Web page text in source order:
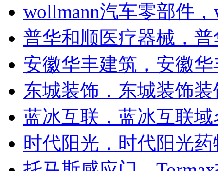
wollmann汽车零部件
普华和顺医疗器械，普
安徽华丰建筑，安徽
东城装饰，东城装饰
蓝冰互联，蓝冰互联
时代阳光，时代阳光药